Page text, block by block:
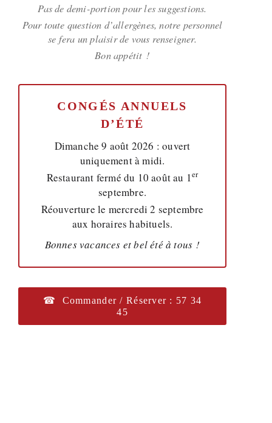
Pas de demi-portion pour les suggestions.
Pour toute question d’allergènes, notre personnel
se fera un plaisir de vous renseigner.
Bon appétit !
CONGÉS ANNUELS
D’ÉTÉ
Dimanche 9 août 2026 : ouvert
uniquement à midi.
Restaurant fermé du 10 août au 1er
septembre.
Réouverture le mercredi 2 septembre
aux horaires habituels.
Bonnes vacances et bel été à tous !
☎ Commander / Réserver : 57 34
45